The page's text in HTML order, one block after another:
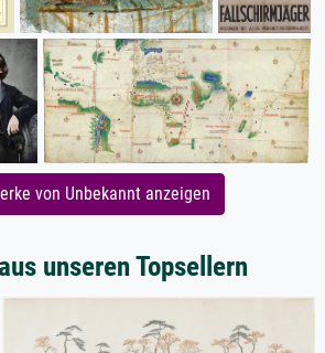
von Unbekannt anzeigen
unseren Topsellern